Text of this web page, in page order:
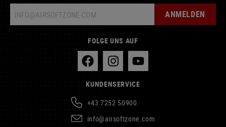
ANMELDEN
FOLGE UNS AUF
KUNDENSERVICE
+43 7252 50900
info@airsoftzone.com